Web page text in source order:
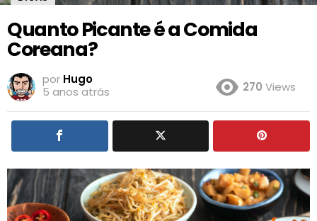
Quanto Picante é a Comida
Coreana?
por Hugo
5 anos atrás
270 Views